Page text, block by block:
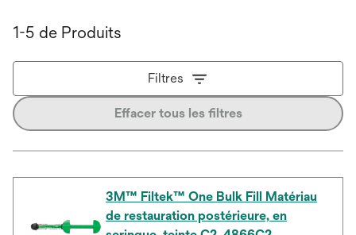
1-5 de Produits
Filtres
Effacer tous les filtres
3M™ Filtek™ One Bulk Fill Matériau
de restauration postérieure, en